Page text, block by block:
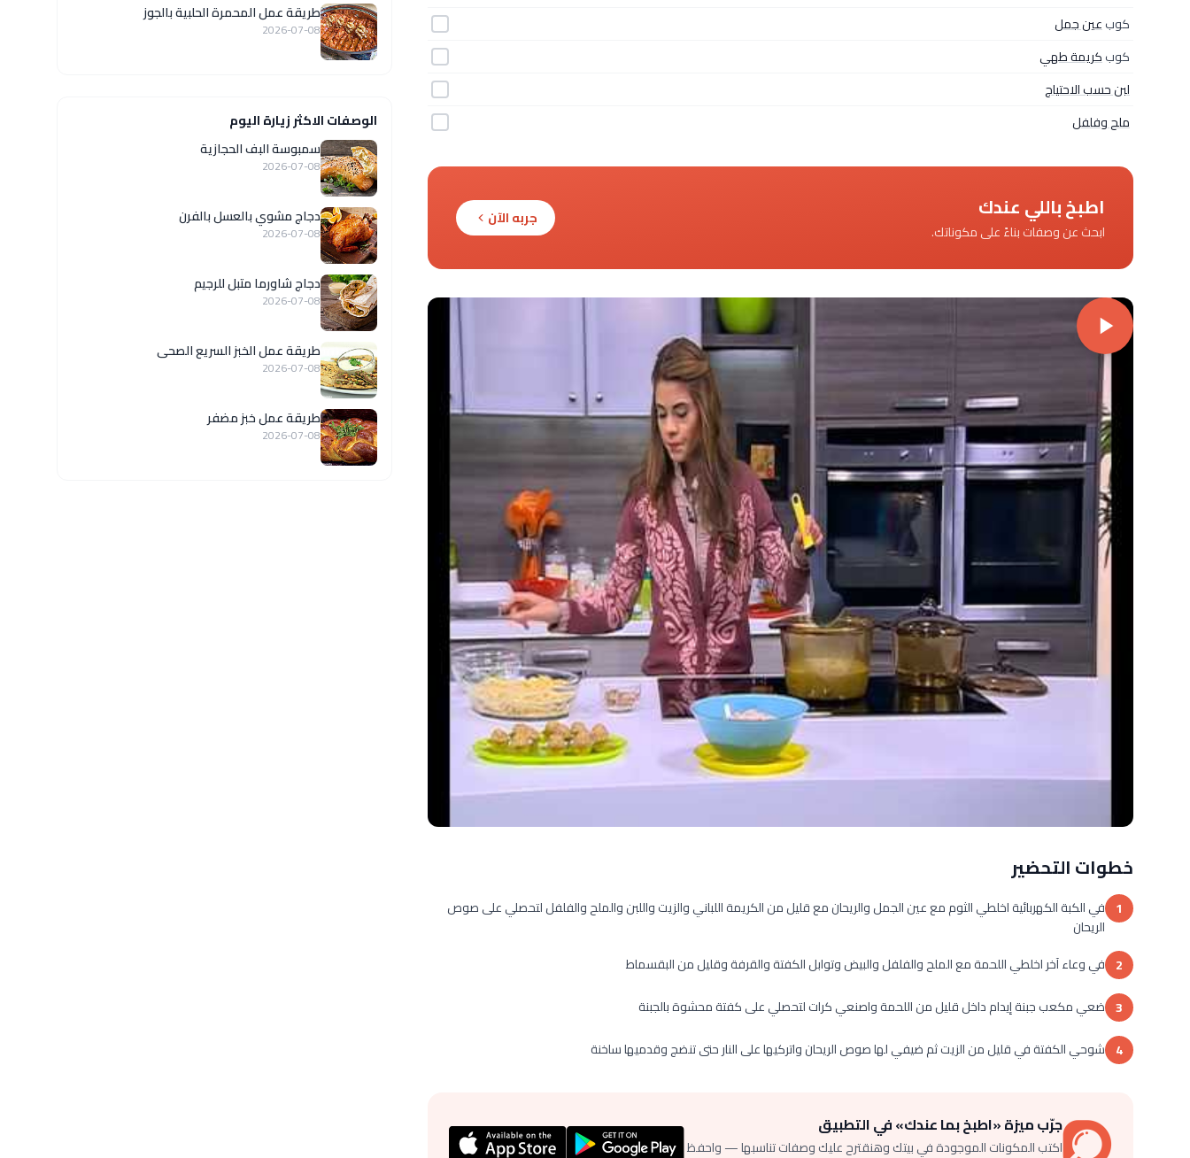
كوبعين جمل
كوبكريمة طهي
لبن حسب الاحتياج
ملح وفلفل
اطبخ باللي عندك
ابحث عن وصفات بناءً على مكوناتك.
جربه الآن
خطوات التحضير
1 في الكبة الكهربائية اخلطي الثوم مع عين الجمل والريحان مع قليل من الكريمة اللباني والزيت واللبن والملح والفلفل لتحصلي على صوص
الريحان
2 في وعاء آخر اخلطي اللحمة مع الملح والفلفل والبيض وتوابل الكفتة والقرفة وقليل من البقسماط
3 ضعي مكعب جبنة إيدام داخل قليل من اللحمة واصنعي كرات لتحصلي على كفتة محشوة بالجبنة
4 شوحي الكفتة في قليل من الزيت ثم ضيفي لها صوص الريحان واتركيها على النار حتى تنضج وقدميها ساخنة
جرّب ميزة «اطبخ بما عندك» في التطبيق
اكتب المكونات الموجودة في بيتك وهنقترح عليك وصفات تناسبها — واحفظ
طريقة عمل المحمرة الحلبية بالجوز
2026-07-08
الوصفات الاكثر زيارة اليوم
سمبوسة البف الحجازية
2026-07-08
دجاج مشوي بالعسل بالفرن
2026-07-08
دجاج شاورما متبل للرجيم
2026-07-08
طريقة عمل الخبز السريع الصحى
2026-07-08
طريقة عمل خبز مضفر
2026-07-08